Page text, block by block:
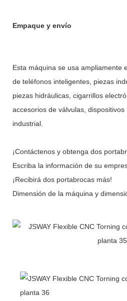
Empaque y envío
Esta máquina se usa ampliamente
de teléfonos inteligentes, piezas
piezas hidráulicas, cigarrillos
accesorios de válvulas, dispositivos
industrial.
¡Contáctenos y obtenga dos
Escriba la información de su
¡Recibirá dos portabrocas más!
Dimensión de la máquina y